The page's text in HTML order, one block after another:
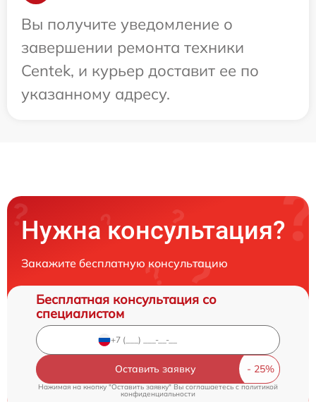
Вы получите уведомление о
завершении ремонта техники
Centek, и курьер доставит ее по
указанному адресу.
Нужна консультация?
Закажите бесплатную консультацию
Бесплатная консультация со
специалистом
Оставить заявку
Нажимая на кнопку "Оставить заявку" Вы соглашаетесь cполитикой
конфиденциальности